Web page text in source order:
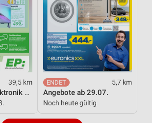
39,5 km
Unterhaltungselektronik 08/2026
5,7 km
Angebote ab 29.07.
Noch heute gültig